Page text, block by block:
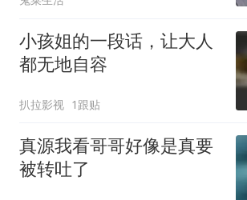
小孩姐的一段话，让大人
都无地自容
扒拉影视 1跟贴
真源我看哥哥好像是真要
被转吐了